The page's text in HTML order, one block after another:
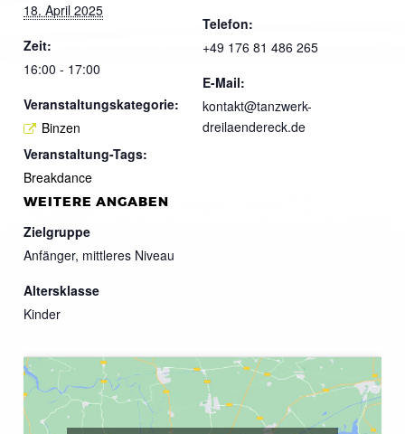
18. April 2025
Zeit:
16:00 - 17:00
Veranstaltungskategorie:
Binzen
Veranstaltung-Tags:
Breakdance
Telefon:
+49 176 81 486 265
E-Mail:
kontakt@tanzwerk-
dreilaendereck.de
WEITERE ANGABEN
Zielgruppe
Anfänger, mittleres Niveau
Altersklasse
Kinder